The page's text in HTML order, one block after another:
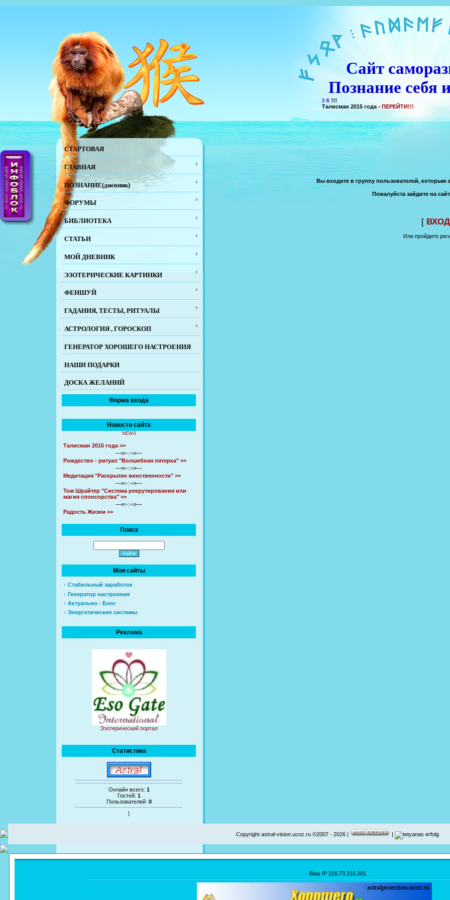
Сайт
Познание себя
Талисман 2015 года - ПЕРЕЙТИ!!!
СТАРТОВАЯ
ГЛАВНАЯ
ПОЗНАНИЕ(дневник)
ФОРУМЫ
БИБЛИОТЕКА
СТАТЬИ
МОЙ ДНЕВНИК
ЭЗОТЕРИЧЕСКИЕ КАРТИНКИ
ФЕНШУЙ
ГАДАНИЯ, ТЕСТЫ, РИТУАЛЫ
АСТРОЛОГИЯ , ГОРОСКОП
ГЕНЕРАТОР ХОРОШЕГО НАСТРОЕНИЯ
НАШИ ПОДАРКИ
ДОСКА ЖЕЛАНИЙ
Форма входа
Новости сайта
NEWS
Талисман 2015 года >>
—«‹-:-›»—
Рождество - ритуал "Волшебная пятерка" >>
—«‹-:-›»—
Медитация "Раскрытие женственности" >>
—«‹-:-›»—
Том Шрайтер "Система рекрутирования или
магия спонсорства" >>
—«‹-:-›»—
Радость Жизни >>
Поиск
Мои сайты
Стабильный заработок
Генератор настроения
Актуально - Блог
Энергетические системы
Реклама
Эзотерический портал
Статистика
Онлайн всего: 1
Гостей: 1
Пользователей: 0
Вы входите в группу пользователей, которым
Пожалуйста зайдите на
[ ВХОД
Или пройдите
Copyright astral-vision.ucoz.ru ©2007 - 2026 |
Ваш IP 216.73.216.201